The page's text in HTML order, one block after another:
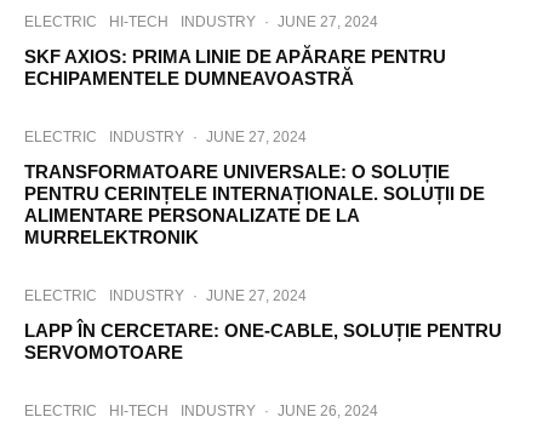
ELECTRIC HI-TECH INDUSTRY · JUNE 27, 2024
SKF AXIOS: PRIMA LINIE DE APĂRARE PENTRU
ECHIPAMENTELE DUMNEAVOASTRĂ
ELECTRIC INDUSTRY · JUNE 27, 2024
TRANSFORMATOARE UNIVERSALE: O SOLUȚIE
PENTRU CERINȚELE INTERNAȚIONALE. SOLUȚII DE
ALIMENTARE PERSONALIZATE DE LA
MURRELEKTRONIK
ELECTRIC INDUSTRY · JUNE 27, 2024
LAPP ÎN CERCETARE: ONE-CABLE, SOLUȚIE PENTRU
SERVOMOTOARE
ELECTRIC HI-TECH INDUSTRY · JUNE 26, 2024